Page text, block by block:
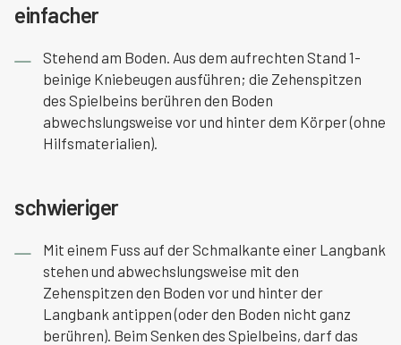
einfacher
Stehend am Boden. Aus dem aufrechten Stand 1-
beinige Kniebeugen ausführen; die Zehenspitzen
des Spielbeins berühren den Boden
abwechslungsweise vor und hinter dem Körper (ohne
Hilfsmaterialien).
schwieriger
Mit einem Fuss auf der Schmalkante einer Langbank
stehen und abwechslungsweise mit den
Zehenspitzen den Boden vor und hinter der
Langbank antippen (oder den Boden nicht ganz
berühren). Beim Senken des Spielbeins, darf das